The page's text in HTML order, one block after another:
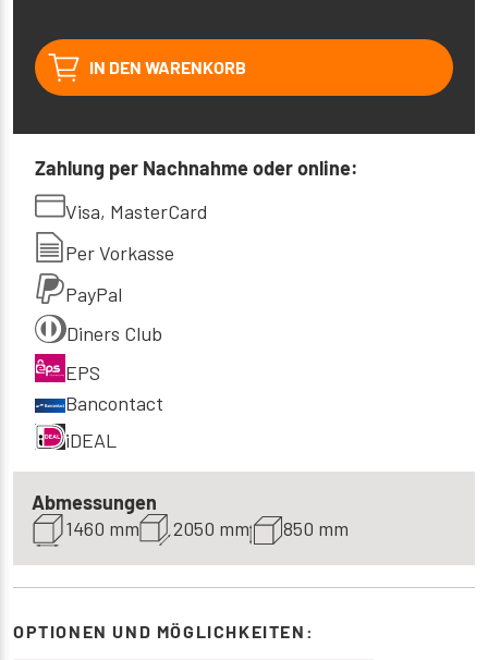
140x200 cm
160x190 cm 312 €
180x190 cm
180x200 cm
IN DEN WARENKORB
Zahlung per Nachnahme oder online:
Visa, MasterCard
Per Vorkasse
PayPal
Diners Club
EPS
Bancontact
iDEAL
Abmessungen
1460 mm
2050 mm 850 mm
OPTIONEN UND MÖGLICHKEITEN: